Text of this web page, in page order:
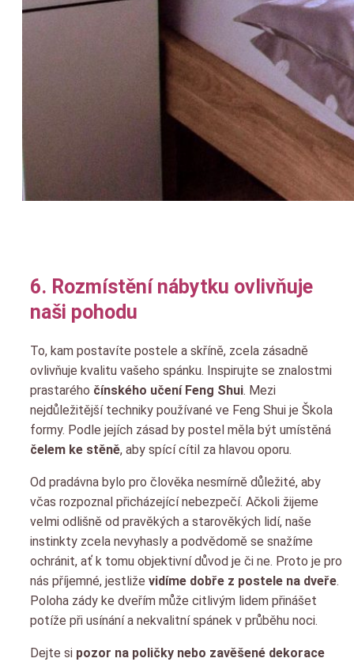
6. Rozmístění nábytku ovlivňuje
naši pohodu
To, kam postavíte postele a skříně, zcela zásadně
ovlivňuje kvalitu vašeho spánku. Inspirujte se znalostmi
prastarého čínského učení Feng Shui. Mezi
nejdůležitější techniky používané ve Feng Shui je Škola
formy. Podle jejích zásad by postel měla být umístěná
čelem ke stěně, aby spící cítil za hlavou oporu.
Od pradávna bylo pro člověka nesmírně důležité, aby
včas rozpoznal přicházející nebezpečí. Ačkoli žijeme
velmi odlišně od pravěkých a starověkých lidí, naše
instinkty zcela nevyhasly a podvědomě se snažíme
ochránit, ať k tomu objektivní důvod je či ne. Proto je pro
nás příjemné, jestliže vidíme dobře z postele na dveře.
Poloha zády ke dveřím může citlivým lidem přinášet
potíže při usínání a nekvalitní spánek v průběhu noci.
Dejte si pozor na poličky nebo zavěšené dekorace